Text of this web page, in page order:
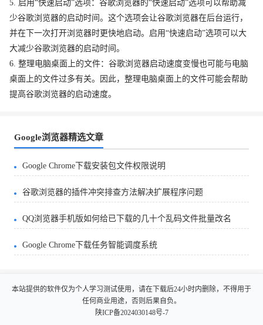
5. 启用“快速启动”选项：谷歌浏览器的“快速启动”选项可以帮助减
少谷歌浏览器的启动时间。这个选项会让谷歌浏览器在后台运行，
并在下一次打开浏览器时更快地启动。启用“快速启动”选项可以大
大减少谷歌浏览器的启动时间。
6. 整理电脑桌面上的文件：谷歌浏览器启动速度变慢也可能与电脑
桌面上的文件过多有关。因此，整理电脑桌面上的文件可能会帮助
提高谷歌浏览器的启动速度。
Google浏览器精选文章
Google Chrome下载安装包文件权限说明
谷歌浏览器的插件冲突排查方法解决扩展程序问题
QQ浏览器手机版如何给已下载的几十个乱码文件批量改名
Google Chrome下载任务智能调度系统
本站提供的软件仅为个人学习测试使用，请在下载后24小时内删除，不得用于
任何商业用途，否则后果自负。
陕ICP备2024030148号-7